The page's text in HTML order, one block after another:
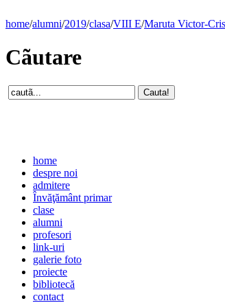
home/alumni/2019/clasa/VIII E/Maruta Victor-
Cãutare
home
despre noi
admitere
Învăţământ primar
clase
alumni
profesori
link-uri
galerie foto
proiecte
bibliotecă
contact